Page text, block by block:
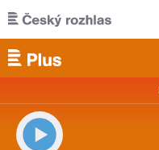
Přejít k hlavnímu obsahu